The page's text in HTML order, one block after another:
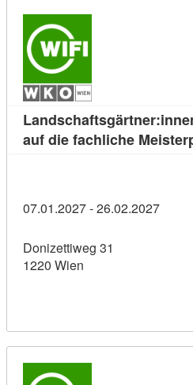
auf die fachliche
07.01.2027 - 26.02.2027
Donizettiweg 31
1220 Wien